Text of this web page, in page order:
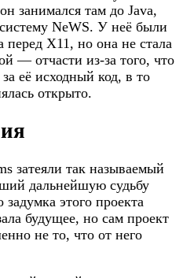
занимался там до Java,
NeWS. У неё были
X11, но она не стала
— отчасти из-за того, что
её исходный код, в то
открыто.
затеяли так называемый
дальнейшую судьбу
этого проекта
будущее, но сам проект
не то, что от него